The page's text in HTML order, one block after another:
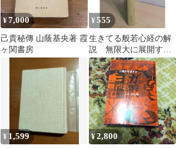
¥7,000
己貴秘傳 山蔭基央著 霞
ヶ関書房
¥ 555
生きてる般若心経の解
説 無限大に展開する
生活の営み 和田聖公 霞
ヶ関書房
¥ 1,599 ¥2,800